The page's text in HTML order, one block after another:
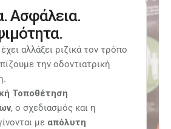
Ασφάλεια.
αλλάξει ριζικά τον τρόπο
την οδοντιατρική
Τοποθέτηση
, ο σχεδιασμός και η
με απόλυτη